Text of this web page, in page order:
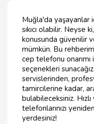
Muğla'da yaşayanlar
sıkıcı olabilir. Neyse
konusunda güvenilir
mümkün. Bu
cep telefonu onarımı
seçenekleri
servislerinden,
tamircilerine kadar,
bulabileceksiniz.
telefonlarınızı
yerdesiniz!